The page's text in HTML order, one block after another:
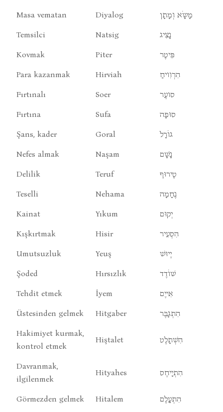
Masa vematan Diyalog מָשָֹא וְמָתָן
Temsilci Natsig נָצִיג
Kovmak Piter פִּיטֶר
Para kazanmak Hirviah הִרְוִויחַ
Fırtınalı Soer סועֶר
Fırtına Sufa סוּפָה
Şans, kader Goral גוֹרָל
Nefes almak Naşam נָשָׁם
Delilik Teruf טֶירוּף
Teselli Nehama נֶחָמָה
Kainat Yıkum יְקוּם
Kışkırtmak Hisir הִסְעִיר
Umutsuzluk Yeuş יֶיוּשׁ
Şoded Hırsızlık שׁוֹדֶד
Tehdit etmek İyem אִייֶם
Üstesinden gelmek Hitgaber הִתְגָבֶּר
Hakimiyet kurmak,
kontrol etmek
Hiştalet הִשְׁתָלֶט
Davranmak,
ilgilenmek
Hityahes הִתְיָיחֶס
Görmezden gelmek Hitalem הִתְעָלֶם